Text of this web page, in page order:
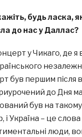
будь ласка,
до нас у Даллас?
у Чикаго, де я
був першим після
до Дня
був на
і Україна – це
люди,